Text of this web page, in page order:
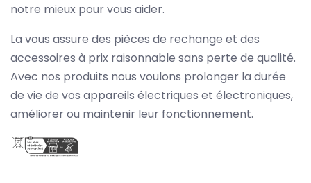
notre mieux pour vous aider.
La vous assure des pièces de rechange et des
accessoires à prix raisonnable sans perte de qualité.
Avec nos produits nous voulons prolonger la durée
de vie de vos appareils électriques et électroniques,
améliorer ou maintenir leur fonctionnement.